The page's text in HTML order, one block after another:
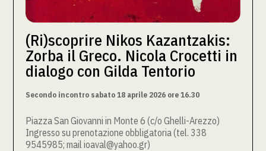
(Ri)scoprire Nikos Kazantzakis:
Zorba il Greco. Nicola Crocetti in
dialogo con Gilda Tentorio
Secondo incontro sabato 18 aprile 2026 ore 16.30
Piazza San Giovanni in Monte 6 (c/o Ghelli-Arezzo)
Ingresso su prenotazione obbligatoria (tel. 338
9545985; mail ioaval@yahoo.gr)